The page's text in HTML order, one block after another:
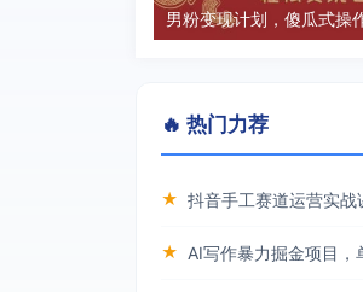
🔥 热门力荐
★
★